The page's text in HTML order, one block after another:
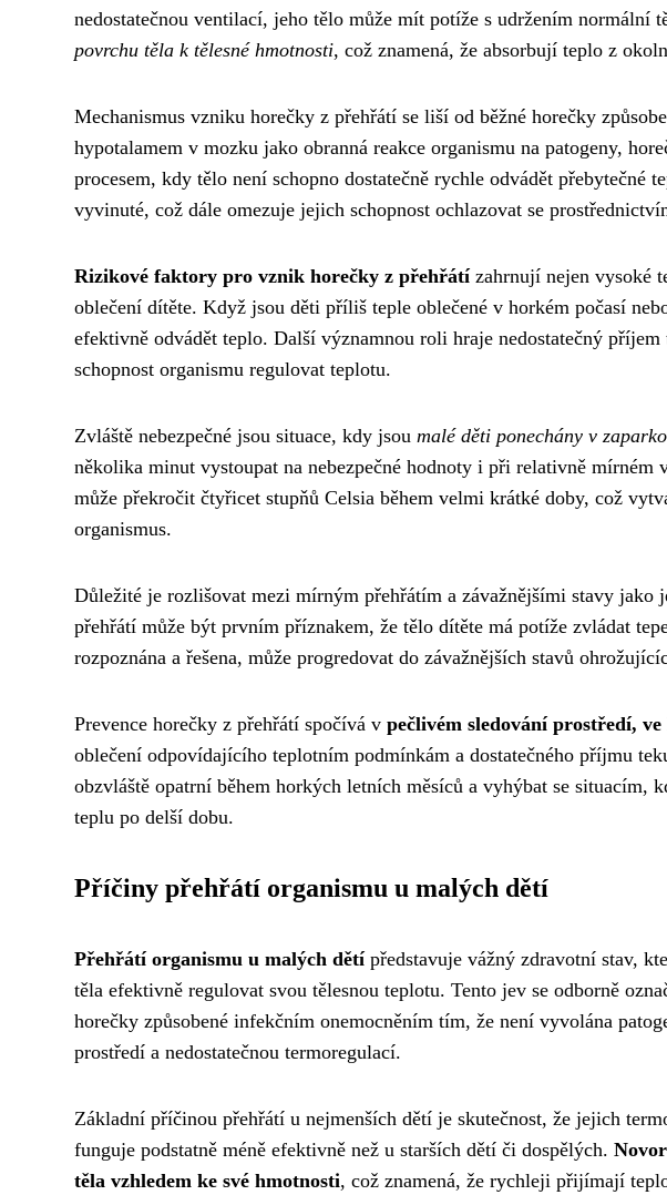
nedostatečnou ventilací, jeho tělo může mít potíže s udržením normální
povrchu těla k tělesné hmotnosti, což znamená, že absorbují teplo z
Mechanismus vzniku horečky z přehřátí se liší od běžné horečky
hypotalamem v mozku jako obranná reakce organismu na patogeny,
procesem, kdy tělo není schopno dostatečně rychle odvádět přebytečné
vyvinuté, což dále omezuje jejich schopnost ochlazovat se
Rizikové faktory pro vznik horečky z přehřátízahrnují nejen vysoké
oblečení dítěte. Když jsou děti příliš teple oblečené v horkém počasí
efektivně odvádět teplo. Další významnou roli hraje nedostatečný
schopnost organismu regulovat teplotu.
Zvláště nebezpečné jsou situace, kdy jsou malé děti ponechány v
několika minut vystoupat na nebezpečné hodnoty i při relativně
může překročit čtyřicet stupňů Celsia během velmi krátké doby, což
organismus.
Důležité je rozlišovat mezi mírným přehřátím a závažnějšími stavy jako
přehřátí může být prvním příznakem, že tělo dítěte má potíže zvládat
rozpoznána a řešena, může progredovat do závažnějších stavů
Prevence horečky z přehřátí spočívá v pečlivém sledování prostředí,
oblečení odpovídajícího teplotním podmínkám a dostatečného příjmu
obzvláště opatrní během horkých letních měsíců a vyhýbat se situacím,
teplu po delší dobu.
Příčiny přehřátí organismu u malých dětí
Přehřátí organismu u malých dětípředstavuje vážný zdravotní stav,
těla efektivně regulovat svou tělesnou teplotu. Tento jev se odborně
horečky způsobené infekčním onemocněním tím, že není vyvolána
prostředí a nedostatečnou termoregulací.
Základní příčinou přehřátí u nejmenších dětí je skutečnost, že jejich
funguje podstatně méně efektivně než u starších dětí či dospělých.
těla vzhledem ke své hmotnosti, což znamená, že rychleji přijímají